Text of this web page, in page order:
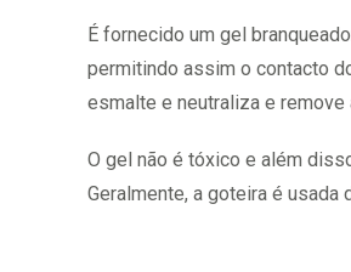
É fornecido um gel
permitindo assim o contacto
esmalte e neutraliza e remove
O gel não é tóxico e além
Geralmente, a goteira é usada